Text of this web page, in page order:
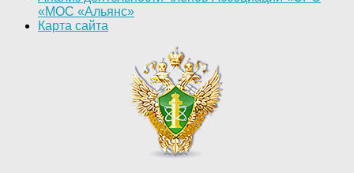
«МОС «Альянс»
Карта сайта